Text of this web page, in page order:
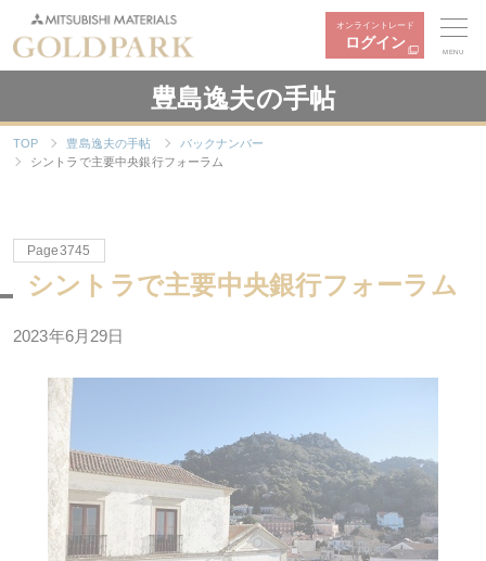
オンライントレード
ログイン
MENU
豊島逸夫の手帖
TOP 豊島逸夫の手帖
バックナンバー
シントラで主要中央銀行フォーラム
Page3745
シントラで主要中央銀行フォーラム
2023年6月29日